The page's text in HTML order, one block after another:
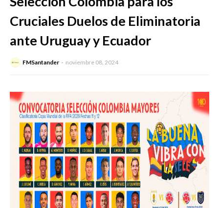
Cruciales Duelos de Eliminatoria
ante Uruguay y Ecuador
FMSantander noviembre 08, 2024